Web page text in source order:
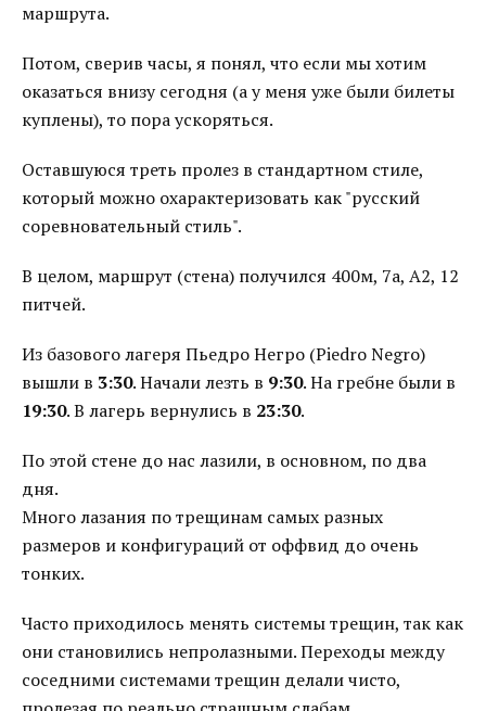
маршрута.
Потом, сверив часы, я понял, что если мы хотим
оказаться внизу сегодня (а у меня уже были билеты
куплены), то пора ускоряться.
Оставшуюся треть пролез в стандартном стиле,
который можно охарактеризовать как "русский
соревновательный стиль".
В целом, маршрут (стена) получился 400м, 7а, А2, 12
питчей.
Из базового лагеря Пьедро Негро (Piedro Negro)
вышли в 3:30. Начали лезть в 9:30. На гребне были в
19:30. В лагерь вернулись в 23:30.
По этой стене до нас лазили, в основном, по два
дня.
Много лазания по трещинам самых разных
размеров и конфигураций от оффвид до очень
тонких.
Часто приходилось менять системы трещин, так как
они становились непролазными. Переходы между
соседними системами трещин делали чисто,